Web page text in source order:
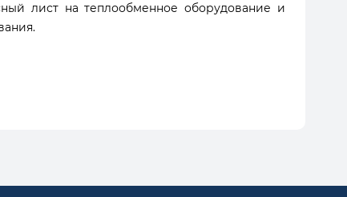
лист на теплообменное оборудование и